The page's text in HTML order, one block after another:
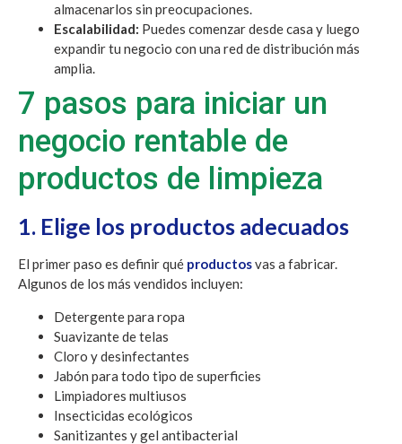
almacenarlos sin preocupaciones.
Escalabilidad: Puedes comenzar desde casa y luego
expandir tu negocio con una red de distribución más
amplia.
7 pasos para iniciar un
negocio rentable de
productos de limpieza
1. Elige los productos adecuados
El primer paso es definir qué productosvas a fabricar.
Algunos de los más vendidos incluyen:
Detergente para ropa
Suavizante de telas
Cloro y desinfectantes
Jabón para todo tipo de superficies
Limpiadores multiusos
Insecticidas ecológicos
Sanitizantes y gel antibacterial